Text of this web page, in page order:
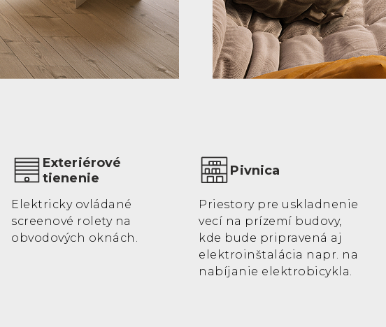
Exteriérové
tienenie
Elektricky ovládané
screenové rolety na
obvodových oknách.
Pivnica
Priestory pre uskladnenie
vecí na prízemí budovy,
kde bude pripravená aj
elektroinštalácia napr. na
nabíjanie elektrobicykla.